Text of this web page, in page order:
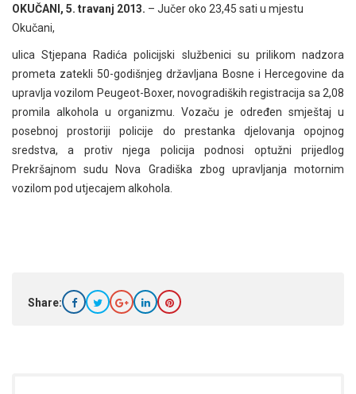
OKUČANI, 5. travanj 2013. – Jučer oko 23,45 sati u mjestu
Okučani,
ulica Stjepana Radića policijski službenici su prilikom nadzora
prometa zatekli 50-godišnjeg državljana Bosne i Hercegovine da
upravlja vozilom Peugeot-Boxer, novogradiških registracija sa 2,08
promila alkohola u organizmu. Vozaču je određen smještaj u
posebnoj prostoriji policije do prestanka djelovanja opojnog
sredstva, a protiv njega policija podnosi optužni prijedlog
Prekršajnom sudu Nova Gradiška zbog upravljanja motornim
vozilom pod utjecajem alkohola.
Share: